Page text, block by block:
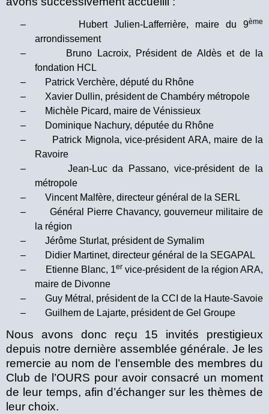
– Hubert Julien-Lafferrière, maire du 9ème
arrondissement
–
Bruno Lacroix, Président de Aldès et de la
fondation HCL
–
Patrick Verchère, député du Rhône
–
Xavier Dullin, président de Chambéry métropole
–
Michèle Picard, maire de Vénissieux
–
Dominique Nachury, députée du Rhône
–
Patrick Mignola, vice-président ARA, maire de la
Ravoire
–
Jean-Luc da Passano, vice-président de la
métropole
–
Vincent Malfère, directeur général de la SERL
–
Général Pierre Chavancy, gouverneur militaire de
la région
–
Jérôme Sturlat, président de Symalim
–
Didier Martinet, directeur général de la SEGAPAL
–
Etienne Blanc, 1er vice-président de la région ARA,
maire de Divonne
–
Guy Métral, président de la CCI de la Haute-Savoie
–
Guilhem de Lajarte, président de Gel Groupe
Nous avons donc reçu 15 invités prestigieux
depuis notre dernière assemblée générale. Je les
remercie au nom de l’ensemble des membres du
Club de l’OURS pour avoir consacré un moment
de leur temps, afin d’échanger sur les thèmes de
leur choix.